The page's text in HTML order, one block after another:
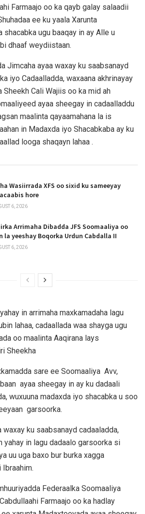
Farmaajo oo ka qayb galay salaadii
ee ku yaala Xarunta
shacabka ugu baaqay in ay Alle u
dhaaf weydiistaan.
Jimcaha ayaa waxay ku saabsanayd
iyo Cadaalladda, waxaana akhrinayay
Sheekh Cali Wajiis oo ka mid ah
ayaa sheegay in cadaalladdu
maalinta qayaamahana la is
in Madaxda iyo Shacabkaba ay ku
looga shaqayn lahaa .
Wasiirrada XFS oo sixid ku sameeyay
hore
6, 2026
Arrimaha Dibadda JFS Soomaaliya oo
la yeeshay Boqorka Urdun Cabdalla II
6, 2026
in arrimaha maxkamadaha lagu
lahaa, cadaallada waa shayga ugu
oo maalinta Aaqirana lays
Sheekha
sare ee Soomaaliya Avv,
ayaa sheegay in ay ku dadaali
wuxuuna madaxda iyo shacabka u soo
garsoorka.
waxay ku saabsanayd cadaaladda,
yahay in lagu dadaalo garsoorka si
uu uga baxo bur burka xagga
Ibraahim.
Federaalka Soomaaliya
Farmaajo oo ka hadlay